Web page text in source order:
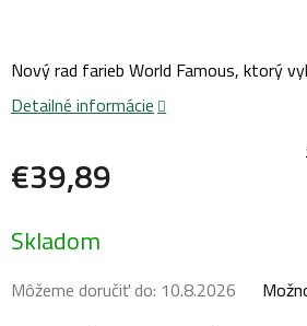
€39,89
cena:
Skladom
Môžeme doručiť do: 10.8.2026
Nový rad farieb World Famous, ktorý
Detailné informácie